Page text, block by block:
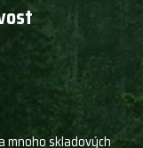
mnoho skladových